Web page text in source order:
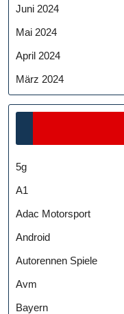
Juni 2024
Mai 2024
April 2024
März 2024
5g
A1
Adac Motorsport
Android
Autorennen Spiele
Avm
Bayern